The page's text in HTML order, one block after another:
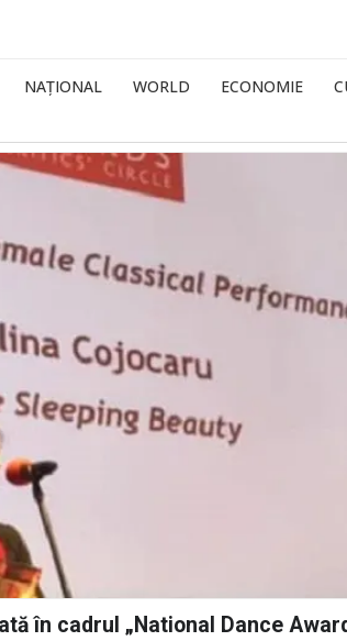
NAȚIONAL WORLD ECONOMIE
în cadrul „National Dance